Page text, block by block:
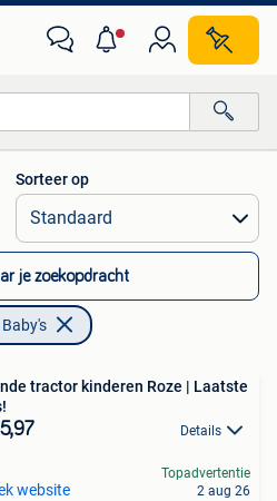
Sorteer op
je zoekopdracht
tractor kinderen Roze | Laatste
Details
website
Topadvertentie
2 aug 26